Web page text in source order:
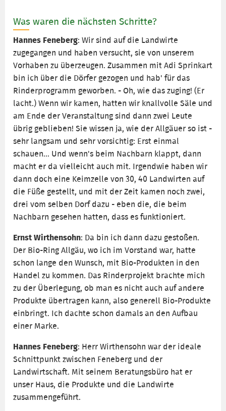
Was waren die nächsten Schritte?
Hannes Feneberg: Wir sind auf die Landwirte
zugegangen und haben versucht, sie von unserem
Vorhaben zu überzeugen. Zusammen mit Adi Sprinkart
bin ich über die Dörfer gezogen und hab' für das
Rinderprogramm geworben. - Oh, wie das zuging! (Er
lacht.) Wenn wir kamen, hatten wir knallvolle Säle und
am Ende der Veranstaltung sind dann zwei Leute
übrig geblieben! Sie wissen ja, wie der Allgäuer so ist -
sehr langsam und sehr vorsichtig: Erst einmal
schauen... Und wenn's beim Nachbarn klappt, dann
macht er da vielleicht auch mit. Irgendwie haben wir
dann doch eine Keimzelle von 30, 40 Landwirten auf
die Füße gestellt, und mit der Zeit kamen noch zwei,
drei vom selben Dorf dazu - eben die, die beim
Nachbarn gesehen hatten, dass es funktioniert.
Ernst Wirthensohn: Da bin ich dann dazu gestoßen.
Der Bio-Ring Allgäu, wo ich im Vorstand war, hatte
schon lange den Wunsch, mit Bio-Produkten in den
Handel zu kommen. Das Rinderprojekt brachte mich
zu der Überlegung, ob man es nicht auch auf andere
Produkte übertragen kann, also generell Bio-Produkte
einbringt. Ich dachte schon damals an den Aufbau
einer Marke.
Hannes Feneberg: Herr Wirthensohn war der ideale
Schnittpunkt zwischen Feneberg und der
Landwirtschaft. Mit seinem Beratungsbüro hat er
unser Haus, die Produkte und die Landwirte
zusammengeführt.